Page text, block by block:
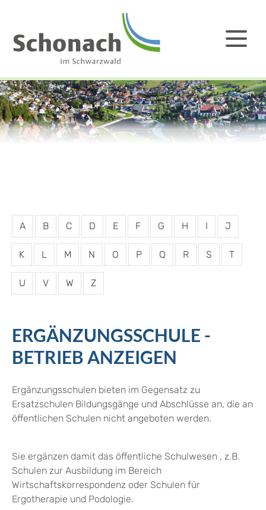
A B C D E F G H I J
K L M N O P Q R S T
U V W Z
ERGÄNZUNGSSCHULE -
BETRIEB ANZEIGEN
Ergänzungsschulen bieten im Gegensatz zu
Ersatzschulen Bildungsgänge und Abschlüsse an, die an
öffentlichen Schulen nicht angeboten werden.
Sie ergänzen damit das öffentliche Schulwesen , z.B.
Schulen zur Ausbildung im Bereich
Wirtschaftskorrespondenz oder Schulen für
Ergotherapie und Podologie.